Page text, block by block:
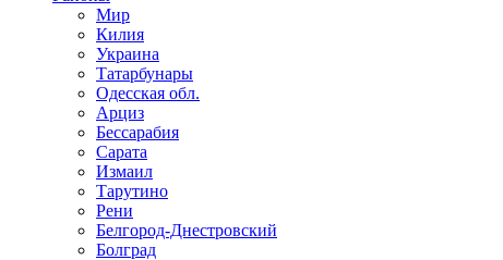
Мир
Килия
Украина
Татарбунары
Одесская обл.
Арциз
Бессарабия
Сарата
Измаил
Тарутино
Рени
Белгород-Днестровский
Болград